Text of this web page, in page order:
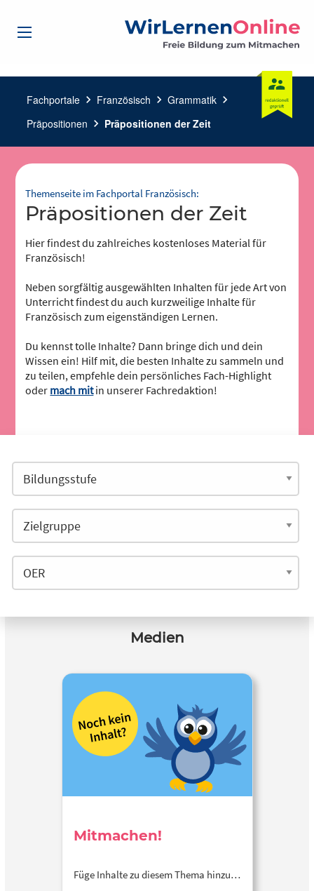
Fachportale chevron_right Französisch chevron_right Grammatik chevron_right
Präpositionen chevron_right Präpositionen der Zeit
Themenseite im Fachportal Französisch:
Präpositionen der Zeit
Hier findest du zahlreiches kostenloses Material für
Französisch!
Neben sorgfältig ausgewählten Inhalten für jede Art von
Unterricht findest du auch kurzweilige Inhalte für
Französisch zum eigenständigen Lernen.
Du kennst tolle Inhalte? Dann bringe dich und dein
Wissen ein! Hilf mit, die besten Inhalte zu sammeln und
zu teilen, empfehle dein persönliches Fach-Highlight
oder mach mitin unserer Fachredaktion!
Medien
Mitmachen!
Füge Inhalte zu diesem Thema hinzu…